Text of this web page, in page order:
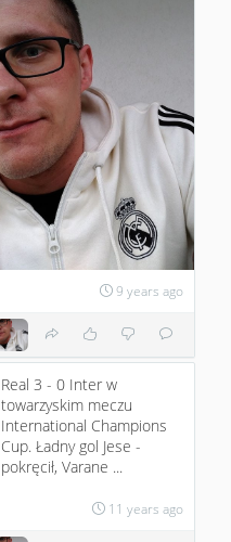
9 years ago
Real 3 - 0 Inter w
towarzyskim meczu
International Champions
Cup. Ładny gol Jese -
pokręcił, Varane ...
11 years ago